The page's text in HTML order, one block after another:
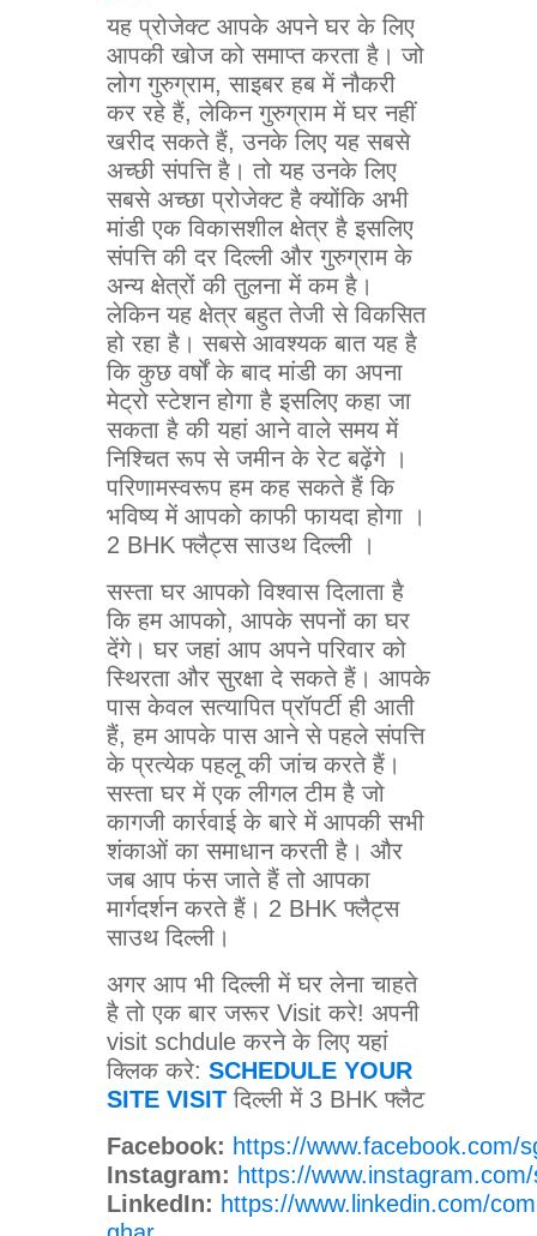
यह प्रोजेक्ट आपके अपने घर के लिए
आपकी खोज को समाप्त करता है। जो
लोग गुरुग्राम, साइबर हब में नौकरी
कर रहे हैं, लेकिन गुरुग्राम में घर नहीं
खरीद सकते हैं, उनके लिए यह सबसे
अच्छी संपत्ति है। तो यह उनके लिए
सबसे अच्छा प्रोजेक्ट है क्योंकि अभी
मांडी एक विकासशील क्षेत्र है इसलिए
संपत्ति की दर दिल्ली और गुरुग्राम के
अन्य क्षेत्रों की तुलना में कम है।
लेकिन यह क्षेत्र बहुत तेजी से विकसित
हो रहा है। सबसे आवश्यक बात यह है
कि कुछ वर्षों के बाद मांडी का अपना
मेट्रो स्टेशन होगा है इसलिए कहा जा
सकता है की यहां आने वाले समय में
निश्चित रूप से जमीन के रेट बढ़ेंगे ।
परिणामस्वरूप हम कह सकते हैं कि
भविष्य में आपको काफी फायदा होगा ।
2 BHK फ्लैट्स साउथ दिल्ली ।
सस्ता घर आपको विश्वास दिलाता है
कि हम आपको, आपके सपनों का घर
देंगे। घर जहां आप अपने परिवार को
स्थिरता और सुरक्षा दे सकते हैं। आपके
पास केवल सत्यापित प्रॉपर्टी ही आती
हैं, हम आपके पास आने से पहले संपत्ति
के प्रत्येक पहलू की जांच करते हैं।
सस्ता घर में एक लीगल टीम है जो
कागजी कार्रवाई के बारे में आपकी सभी
शंकाओं का समाधान करती है। और
जब आप फंस जाते हैं तो आपका
मार्गदर्शन करते हैं। 2 BHK फ्लैट्स
साउथ दिल्ली।
अगर आप भी दिल्ली में घर लेना चाहते
है तो एक बार जरूर Visit करे! अपनी
visit schdule करने के लिए यहां
क्लिक करे: SCHEDULE YOUR
SITE VISIT दिल्ली में 3 BHK फ्लैट
Facebook: https://www.facebook.com/
Instagram: https://
LinkedIn: https://www.linkedin.com/